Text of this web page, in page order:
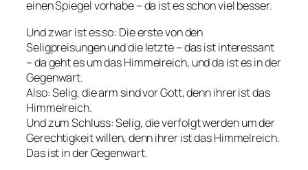
einen Spiegel vorhabe – da ist es schon viel besser.
Und zwar ist es so: Die erste von den
Seligpreisungen und die letzte – das ist interessant
– da geht es um das Himmelreich, und da ist es in der
Gegenwart.
Also:Selig, die arm sind vor Gott, denn ihrer ist das
Himmelreich.
Und zum Schluss:Selig, die verfolgt werden um der
Gerechtigkeit willen, denn ihrer ist das Himmelreich.
Das ist in der Gegenwart.